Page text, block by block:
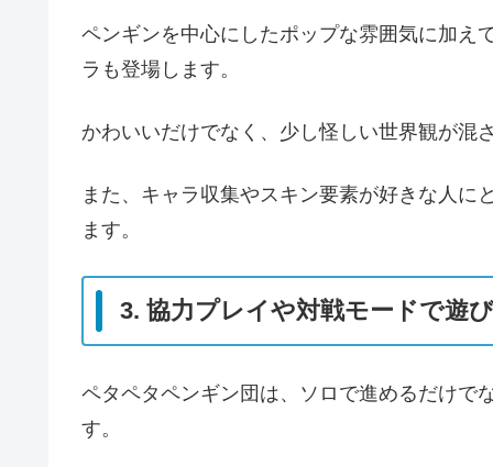
ペンギンを中心にしたポップな雰囲気に加え
ラも登場します。
かわいいだけでなく、少し怪しい世界観が混
また、キャラ収集やスキン要素が好きな人に
ます。
3. 協力プレイや対戦モードで遊
ペタペタペンギン団は、ソロで進めるだけで
す。